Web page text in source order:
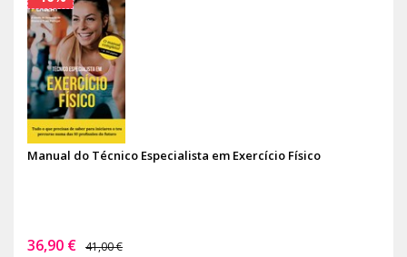
Manual do Técnico Especialista em Exercício Físico
36,90 € 41,00 €